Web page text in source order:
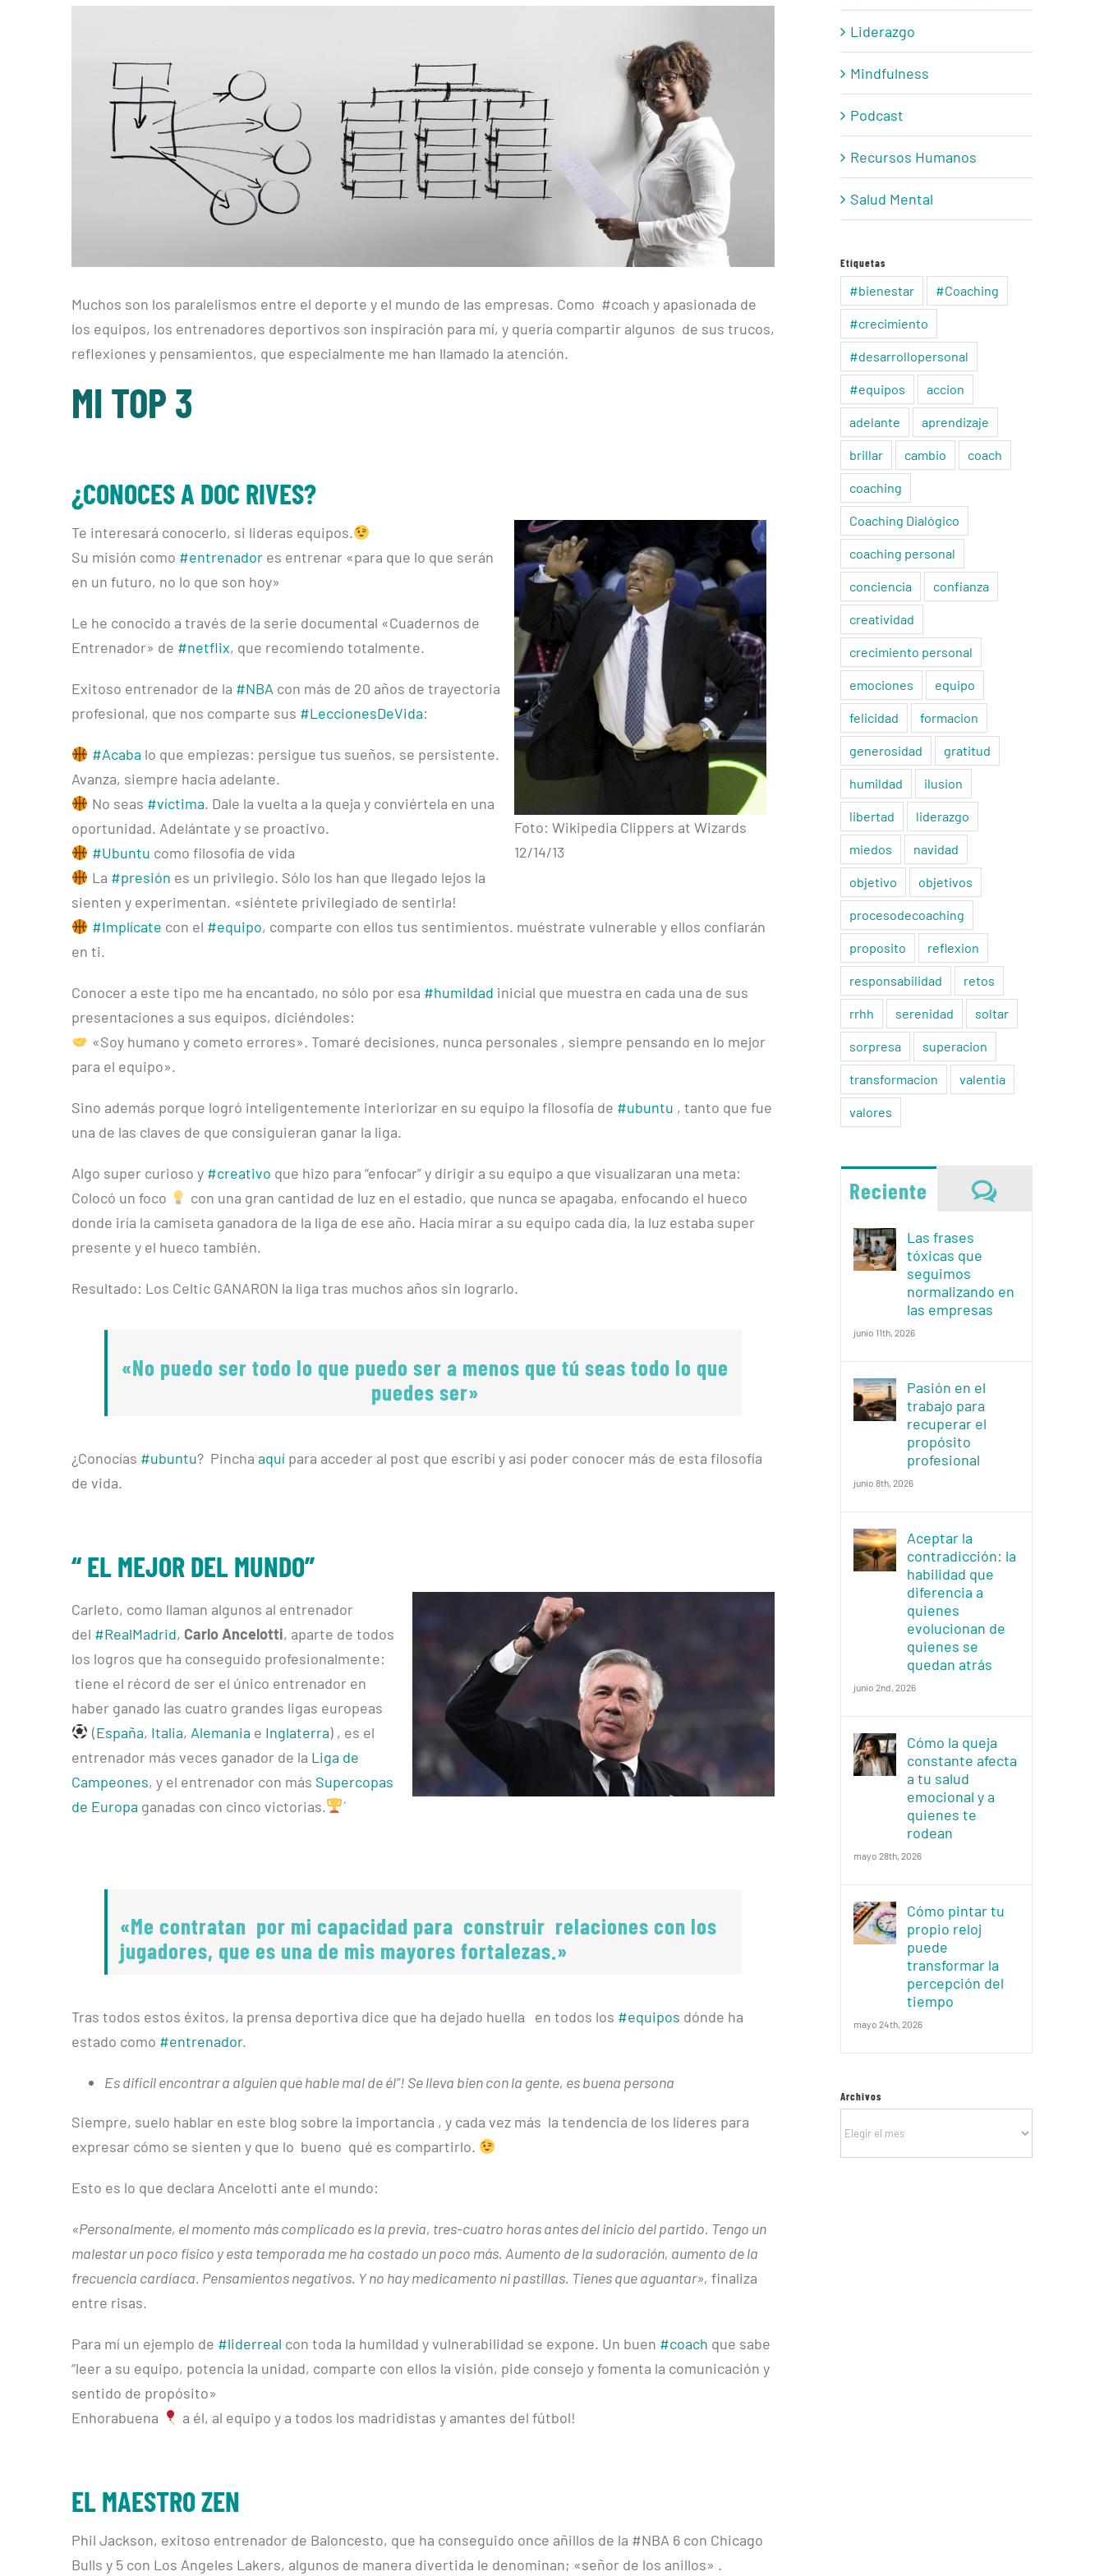
grande
Muchos son los paralelismos entre el deporte y el mundo de las empresas. Como #coach y apasionada de
los equipos, los entrenadores deportivos son inspiración para mí, y quería compartir algunos de sus trucos,
reflexiones y pensamientos, que especialmente me han llamado la atención.
MI TOP 3
¿CONOCES A DOC RIVES?
Foto: Wikipedia Clippers at Wizards
12/14/13
Te interesará conocerlo, si lideras equipos.
Su misión como #entrenador es entrenar «para que lo que serán
en un futuro, no lo que son hoy»
Le he conocido a través de la serie documental «Cuadernos de
Entrenador» de #netflix, que recomiendo totalmente.
Exitoso entrenador de la #NBA con más de 20 años de trayectoria
profesional, que nos comparte sus #LeccionesDeVida:
#Acaba lo que empiezas: persigue tus sueños, se persistente.
Avanza, siempre hacia adelante.
No seas #víctima. Dale la vuelta a la queja y conviértela en una
oportunidad. Adelántate y se proactivo.
#Ubuntu como filosofía de vida
La #presión es un privilegio. Sólo los han que llegado lejos la
sienten y experimentan. «siéntete privilegiado de sentirla!
#Implícate con el #equipo, comparte con ellos tus sentimientos. muéstrate vulnerable y ellos confiarán
en ti.
Conocer a este tipo me ha encantado, no sólo por esa #humildad inicial que muestra en cada una de sus
presentaciones a sus equipos, diciéndoles:
«Soy humano y cometo errores». Tomaré decisiones, nunca personales , siempre pensando en lo mejor
para el equipo».
Sino además porque logró inteligentemente interiorizar en su equipo la filosofía de #ubuntu , tanto que fue
una de las claves de que consiguieran ganar la liga.
Algo super curioso y #creativo que hizo para “enfocar” y dirigir a su equipo a que visualizaran una meta:
Colocó un foco
con una gran cantidad de luz en el estadio, que nunca se apagaba, enfocando el hueco
donde iría la camiseta ganadora de la liga de ese año. Hacía mirar a su equipo cada día, la luz estaba super
presente y el hueco también.
Resultado: Los Celtic GANARON la liga tras muchos años sin lograrlo.
«No puedo ser todo lo que puedo ser a menos que tú seas todo lo que
puedes ser»
¿Conocías #ubuntu? Pincha aquí para acceder al post que escribí y así poder conocer más de esta filosofía
de vida.
“ EL MEJOR DEL MUNDO”
Carleto, como llaman algunos al entrenador
del #RealMadrid, Carlo Ancelotti, aparte de todos
los logros que ha conseguido profesionalmente:
tiene el récord de ser el único entrenador en
haber ganado las cuatro grandes ligas europeas
(España, Italia, Alemania e Inglaterra) , es el
entrenador más veces ganador de la Liga de
Campeones, y el entrenador con más Supercopas
de Europa ganadas con cinco victorias. ´
«Me contratan por mi capacidad para construir relaciones con los
jugadores, que es una de mis mayores fortalezas.»
Tras todos estos éxitos, la prensa deportiva dice que ha dejado huella en todos los #equipos dónde ha
estado como #entrenador.
Es difícil encontrar a alguien que hable mal de él”! Se lleva bien con la gente, es buena persona
Siempre, suelo hablar en este blog sobre la importancia , y cada vez más la tendencia de los líderes para
expresar cómo se sienten y que lo bueno qué es compartirlo.
Esto es lo que declara Ancelotti ante el mundo:
«Personalmente, el momento más complicado es la previa, tres-cuatro horas antes del inicio del partido. Tengo un
malestar un poco físico y esta temporada me ha costado un poco más. Aumento de la sudoración, aumento de la
frecuencia cardíaca. Pensamientos negativos. Y no hay medicamento ni pastillas. Tienes que aguantar», finaliza
entre risas.
Para mí un ejemplo de #liderreal con toda la humildad y vulnerabilidad se expone. Un buen #coach que sabe
“leer a su equipo, potencia la unidad, comparte con ellos la visión, pide consejo y fomenta la comunicación y
sentido de propósito»
Enhorabuena
a él, al equipo y a todos los madridistas y amantes del fútbol!
EL MAESTRO ZEN
Phil Jackson, exitoso entrenador de Baloncesto, que ha conseguido once añillos de la #NBA 6 con Chicago
Bulls y 5 con Los Angeles Lakers, algunos de manera divertida le denominan; «señor de los anillos» .
Liderazgo
Mindfulness
Podcast
Recursos Humanos
Salud Mental
Etiquetas
#bienestar #Coaching
#crecimiento
#desarrollopersonal
#equipos accion
adelante aprendizaje
brillar cambio coach
coaching
Coaching Dialógico
coaching personal
conciencia confianza
creatividad
crecimiento personal
emociones equipo
felicidad formacion
generosidad gratitud
humildad ilusion
libertad liderazgo
miedos navidad
objetivo objetivos
procesodecoaching
proposito reflexion
responsabilidad retos
rrhh serenidad soltar
sorpresa superacion
transformacion valentia
valores
Reciente
Las frases
tóxicas que
seguimos
normalizando en
las empresas
junio 11th, 2026
Pasión en el
trabajo para
recuperar el
propósito
profesional
junio 8th, 2026
Aceptar la
contradicción: la
habilidad que
diferencia a
quienes
evolucionan de
quienes se
quedan atrás
junio 2nd, 2026
Cómo la queja
constante afecta
a tu salud
emocional y a
quienes te
rodean
mayo 28th, 2026
Cómo pintar tu
propio reloj
puede
transformar la
percepción del
tiempo
mayo 24th, 2026
Archivos